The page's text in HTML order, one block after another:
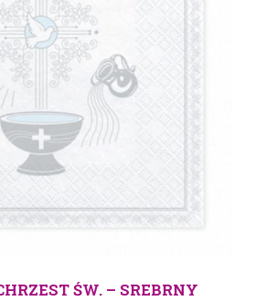
ŚW. – SREBRNY